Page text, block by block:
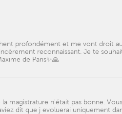
profondément et me vont droit
reconnaissant. Je te
de Paris✨🙏
magistrature n'était pas bonne.
dit que j evoluerai uniquement